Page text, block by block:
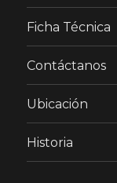
Ficha Técnica
Contáctanos
Ubicación
Historia